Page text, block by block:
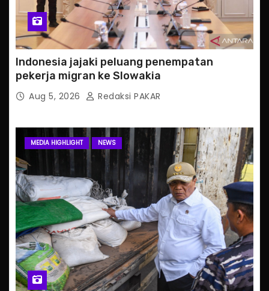
Indonesia jajaki peluang penempatan
pekerja migran ke Slowakia
Aug 5, 2026 Redaksi PAKAR
MEDIA HIGHLIGHT NEWS